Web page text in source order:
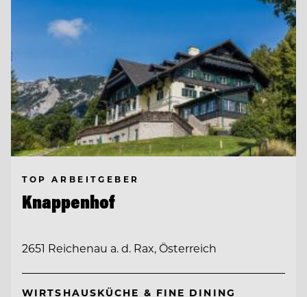
TOP ARBEITGEBER
Knappenhof
2651 Reichenau a. d. Rax, Österreich
WIRTSHAUSKÜCHE & FINE DINING